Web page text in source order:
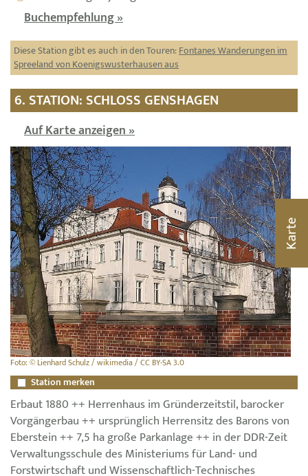
Buchempfehlung »
Diese Station gibt es auch in den Touren:Fontanes Wanderungen im
Spreeland von Koenigswusterhausen aus
6. STATION: SCHLOSS GENSHAGEN
Auf Karte anzeigen »
Foto: © Lienhard Schulz / wikimedia / CC BY-SA 3.0
Station merken
Erbaut 1880 ++ Herrenhaus im Gründerzeitstil, barocker
Vorgängerbau ++ ursprünglich Herrensitz des Barons von
Eberstein ++ 7,5 ha große Parkanlage ++ in der DDR-Zeit
Verwaltungsschule des Ministeriums für Land- und
Forstwirtschaft und Wissenschaftlich-Technisches
Karte